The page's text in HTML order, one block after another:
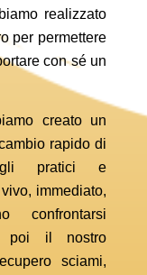
realizzato
per permettere
con sé un
creato un
rapido di
pratici e
immediato,
confrontarsi
poi il nostro
sciami,